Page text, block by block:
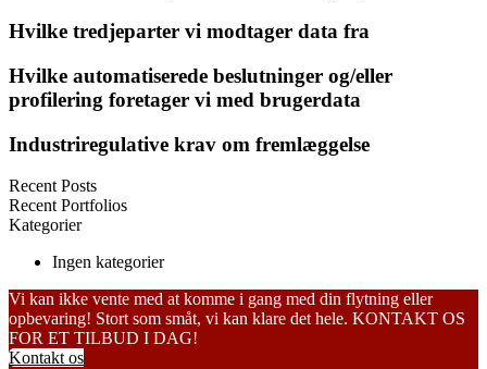
Hvilke tredjeparter vi modtager data fra
Hvilke automatiserede beslutninger og/eller
profilering foretager vi med brugerdata
Industriregulative krav om fremlæggelse
Recent Posts
Recent Portfolios
Kategorier
Ingen kategorier
Vi kan ikke vente med at komme i gang med din flytning eller
opbevaring! Stort som småt, vi kan klare det hele. KONTAKT OS
FOR ET TILBUD I DAG!
Kontakt os